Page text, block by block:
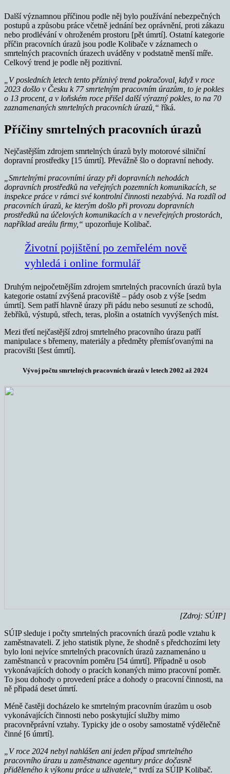
Další významnou příčinou podle něj bylo používání nebezpečných
postupů a způsobu práce včetně jednání bez oprávnění, proti zákazu
nebo prodlévání v ohroženém prostoru [pět úmrtí]. Ostatní kategorie
příčin pracovních úrazů jsou podle Kolibače v záznamech o
smrtelných pracovních úrazech uváděny v podstatně menší míře.
Celkový trend je podle něj pozitivní.
„V posledních letech tento příznivý trend pokračoval, když v roce
2023 došlo v Česku k 77 smrtelným pracovním úrazům, to je pokles
o 13 procent, a v loňském roce přišel další výrazný pokles, to na 70
zaznamenaných smrtelných pracovních úrazů,“ říká.
Příčiny smrtelných pracovních úrazů
Nejčastějším zdrojem smrtelných úrazů byly motorové silniční
dopravní prostředky [15 úmrtí]. Převážně šlo o dopravní nehody.
„Smrtelnými pracovními úrazy při dopravních nehodách
dopravních prostředků na veřejných pozemních komunikacích, se
inspekce práce v rámci své kontrolní činnosti nezabývá. Na rozdíl od
pracovních úrazů, ke kterým došlo při provozu dopravních
prostředků na účelových komunikacích a v neveřejných prostorách,
například areálu firmy,“ upozorňuje Kolibač.
Životní pojištění po zemřelém nově
vyhledá i online formulář
Druhým nejpočetnějším zdrojem smrtelných pracovních úrazů byla
kategorie ostatní zvýšená pracoviště – pády osob z výše [sedm
úmrtí]. Sem patří hlavně úrazy při pádu nebo sesunutí ze schodů,
žebříků, výstupů, střech, teras, plošin a ostatních vyvýšených míst.
Mezi třetí nejčastější zdroj smrtelného pracovního úrazu patří
manipulace s břemeny, materiály a předměty přemísťovanými na
pracovišti [šest úmrtí].
Vývoj počtu smrtelných pracovních úrazů v letech 2002 až 2024
[Zdroj: SÚIP]
SÚIP sleduje i počty smrtelných pracovních úrazů podle vztahu k
zaměstnavateli. Z jeho statistik plyne, že shodně s předchozími lety
bylo loni nejvíce smrtelných pracovních úrazů zaznamenáno u
zaměstnanců v pracovním poměru [54 úmrtí]. Případně u osob
vykonávajících dohody o pracích konaných mimo pracovní poměr.
To jsou dohody o provedení práce a dohody o pracovní činnosti, na
ně připadá deset úmrtí.
Méně častěji docházelo ke smrtelným pracovním úrazům u osob
vykonávajících činnosti nebo poskytující služby mimo
pracovněprávní vztahy. Typicky jde o osoby samostatně výdělečně
činné [6 úmrtí].
„V roce 2024 nebyl nahlášen ani jeden případ smrtelného
pracovního úrazu u zaměstnance agentury práce dočasně
přiděleného k výkonu práce u uživatele,“ tvrdí za SÚIP Kolibač.